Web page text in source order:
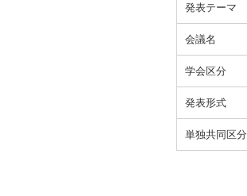
発表テーマ
会議名
学会区分
発表形式
単独共同区分